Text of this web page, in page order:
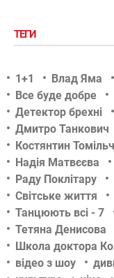
ТЕГИ
1+1 Влад Яма
Все буде добре
Детектор брехні
Дмитро Танкович
Костянтин
Надія Матвєєва
Раду Поклітару
Світське життя
Танцюють всі - 7
Тетяна Денисова
Школа доктора
відео з шоу